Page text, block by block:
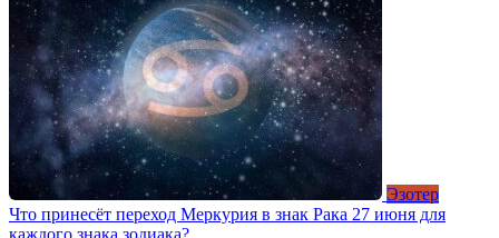
Эзотер
Что принесёт переход Меркурия в знак Рака 27 июня для